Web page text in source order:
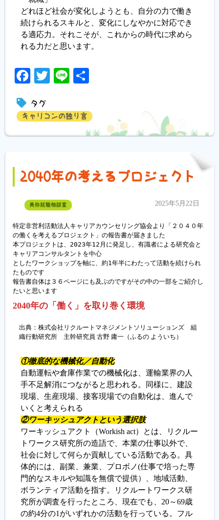
どれほど社会が変化しようとも、自分の力で働き
続けられるスキルと、変化にしなやかに対応でき
る適応力。それこそが、これからの時代に求めら
れる力だと思います。
Facebook
Twitter
Line
タグ
キャリコンの独り言
2040年の考えるプロジェクト
美祢就職相談室 2025年5月22日
特定非営利活動法人キャリアカウンセリング協会より「２０４０年
の働くを考えるプロジェクト」の報告書が届きました
本プロジェクトは、2023年12月に発足し、有識者による研究会と
キャリアコンサルタントを中心
としたワークショップを軸に、約1年半にわたって活動を続けられ
たものです
報告書自体は３６ページにも及ぶのですがその中の一部をご紹介し
たいと思います
2040年の「働く」を取り巻く環境
出典：株式会社リクルートマネジメントソリューションズ 組
織行動研究所 主幹研究員 古野 庸一（ふるの よういち）
①徹底的な機械化／自動化
自動運転や倉庫作業での機械化は、運輸業界の人
手不足解消につながると思われる。同様に、建設
現場、生産現場、接客現場での自動化は、進んで
いくと考えられる
②ワーキッシュアクトという選択肢
ワーキッシュアクト（Workish act）とは、リクルー
トワークス研究所の造語で、本業の仕事以外で、
社会に対して何らか貢献している活動である。具
体的には、副業、兼業、プロボノ(仕事で培った専
門的なスキルや知識を無償で提供）、地域活動、
ボランティア活動を指す。リクルートワークス研
究所が調査を行ったところ、現在でも、20～69歳
の約4分の1がいずれかの活動を行っている。フル